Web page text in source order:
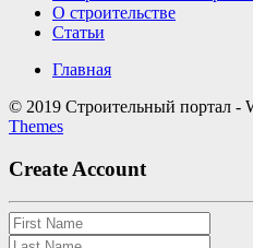
О строительстве
Статьи
Главная
© 2019 Строительный портал -
Themes
Create Account